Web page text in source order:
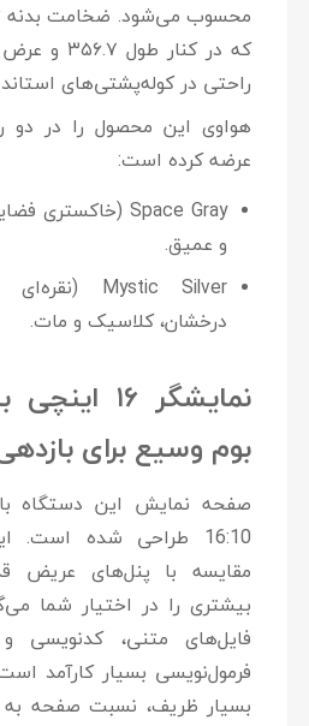
محسوب می‌شود. ضخامت بدنه
راحتی در کوله‌پشتی‌های
هواوی این محصول را در
عرضه کرده است:
Space Gray (خاکستری فضایی):
و عمیق.
Mystic Silver (نقره‌ای اسرارآمیز):
درخشان، کلاسیک و مات.
بوم وسیع برای
صفحه نمایش این دستگاه
16:10 طراحی شده است.
مقایسه با پنل‌های عریض
بیشتری را در اختیار شما
فایل‌های متنی، کدنویسی و
فرمول‌نویسی بسیار کارآمد
بسیار ظریف، نسبت صفحه به